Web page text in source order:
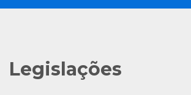
Legislações